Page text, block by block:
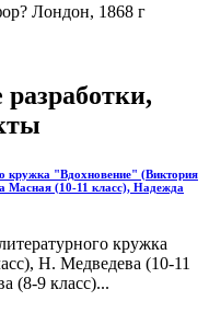
Лондон, 1868 г
кружка "Вдохновение" (Виктория
Масная (10-11 класс), Надежда
кружка
Н. Медведева (10-11
(8-9 класс)...